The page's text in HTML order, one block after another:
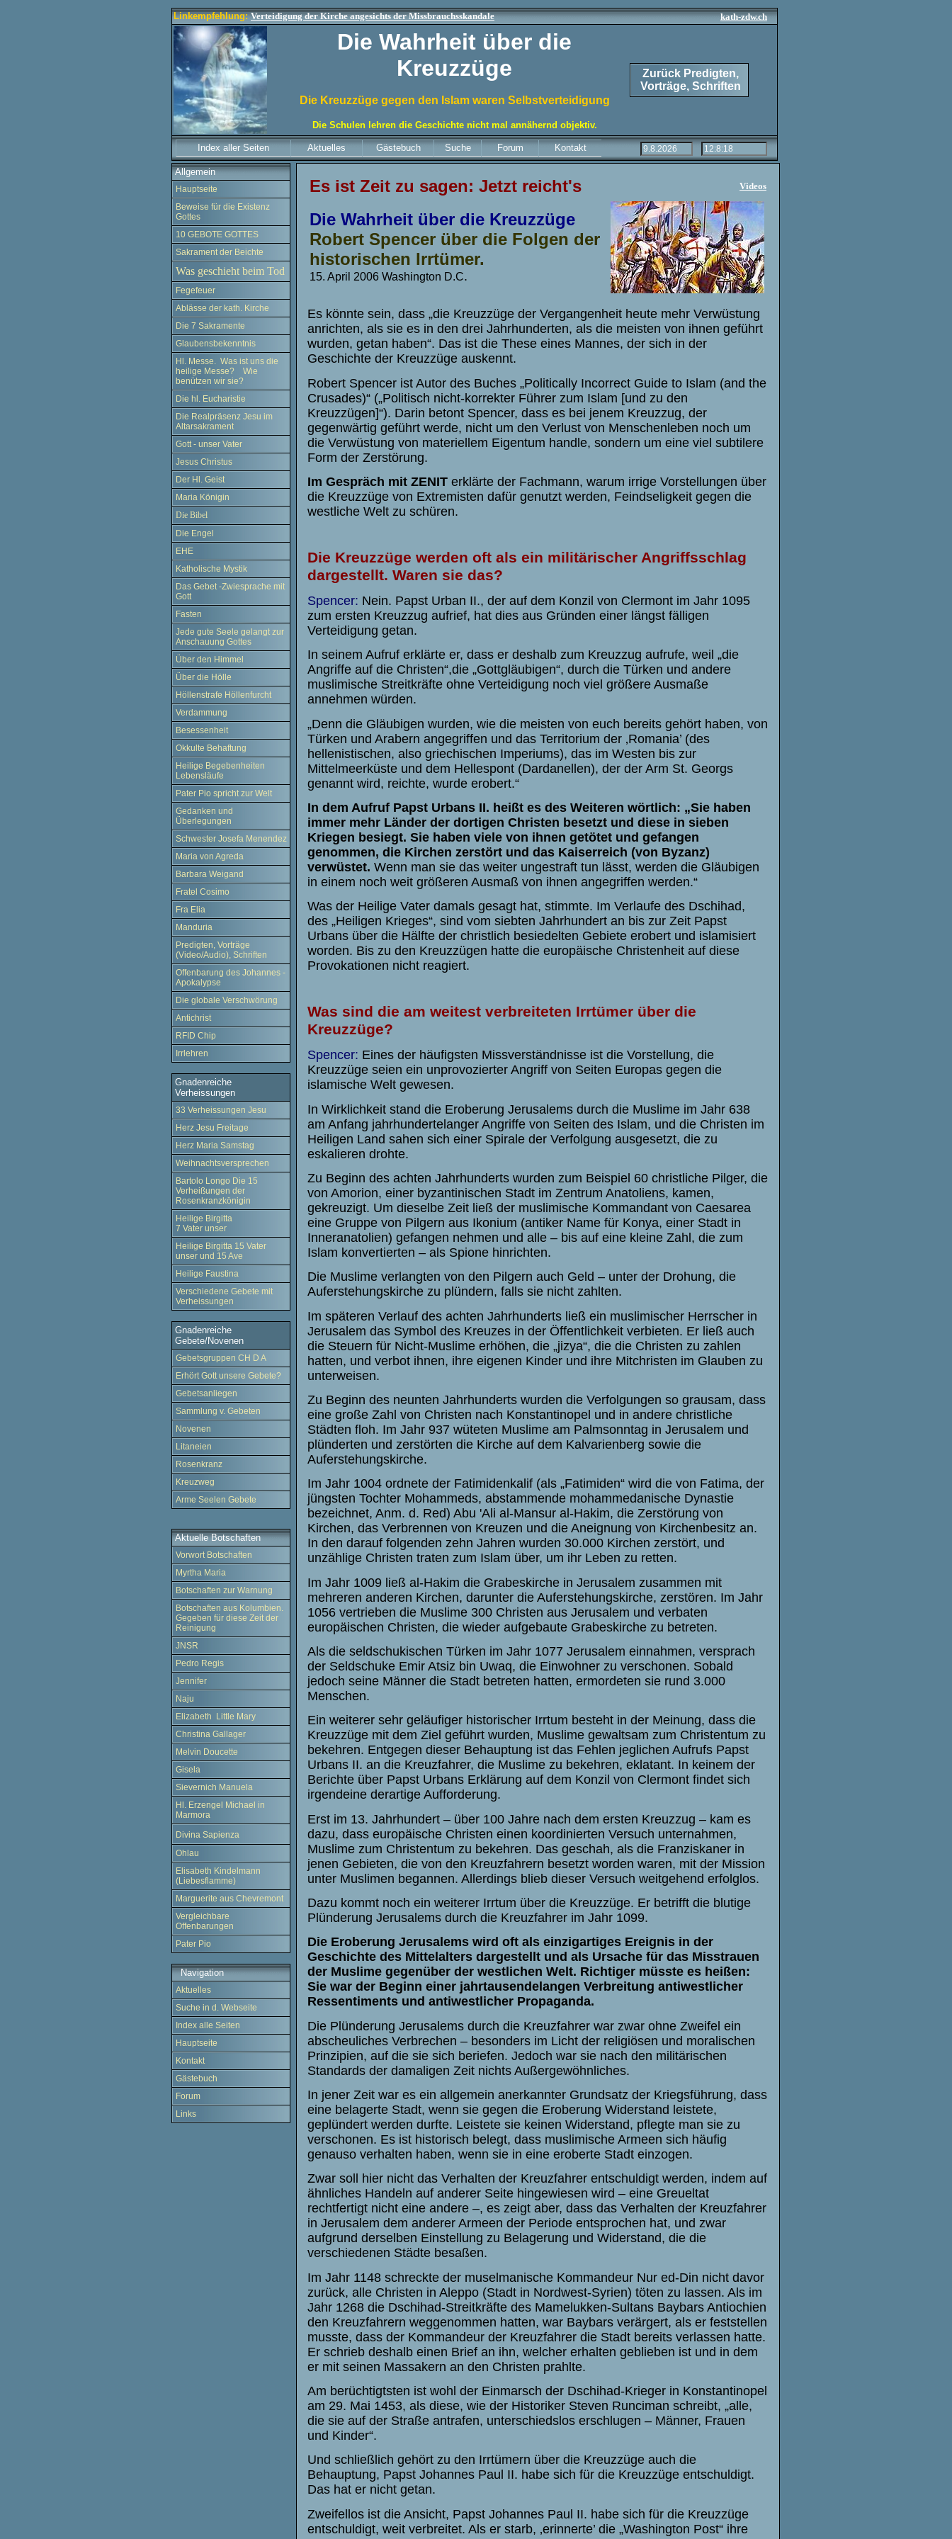
Linkempfehlung: Verteidigung der Kirche angesichts der Missbrauchsskandale kath-zdw.ch
Die Wahrheit über die
Kreuzzüge
Die Kreuzzüge gegen den Islam waren Selbstverteidigung
Die Schulen lehren die Geschichte nicht mal annähernd objektiv.
Zurück Predigten,
Vorträge, Schriften
Index aller Seiten Aktuelles Gästebuch Suche Forum Kontakt
Allgemein
Hauptseite
Beweise für die Existenz
Gottes
10 GEBOTE GOTTES
Sakrament der Beichte
Was geschieht beim Tod
Fegefeuer
Ablässe der kath. Kirche
Die 7 Sakramente
Glaubensbekenntnis
Hl. Messe. Was ist uns die
heilige Messe? Wie
benützen wir sie?
Die hl. Eucharistie
Die Realpräsenz Jesu im
Altarsakrament
Gott - unser Vater
Jesus Christus
Der Hl. Geist
Maria Königin
Die Bibel
Die Engel
EHE
Katholische Mystik
Das Gebet -Zwiesprache mit
Gott
Fasten
Jede gute Seele gelangt zur
Anschauung Gottes
Über den Himmel
Über die Hölle
Höllenstrafe Höllenfurcht
Verdammung
Besessenheit
Okkulte Behaftung
Heilige Begebenheiten
Lebensläufe
Pater Pio spricht zur Welt
Gedanken und
Überlegungen
Schwester Josefa Menendez
Maria von Agreda
Barbara Weigand
Fratel Cosimo
Fra Elia
Manduria
Predigten, Vorträge
(Video/Audio), Schriften
Offenbarung des Johannes -
Apokalypse
Die globale Verschwörung
Antichrist
RFID Chip
Irrlehren
Gnadenreiche
Verheissungen
33 Verheissungen Jesu
Herz Jesu Freitage
Herz Maria Samstag
Weihnachtsversprechen
Bartolo Longo Die 15
Verheißungen der
Rosenkranzkönigin
Heilige Birgitta
7 Vater unser
Heilige Birgitta 15 Vater
unser und 15 Ave
Heilige Faustina
Verschiedene Gebete mit
Verheissungen
Gnadenreiche
Gebete/Novenen
Gebetsgruppen CH D A
Erhört Gott unsere Gebete?
Gebetsanliegen
Sammlung v. Gebeten
Novenen
Litaneien
Rosenkranz
Kreuzweg
Arme Seelen Gebete
Aktuelle Botschaften
Vorwort Botschaften
Myrtha Maria
Botschaften zur Warnung
Botschaften aus Kolumbien.
Gegeben für diese Zeit der
Reinigung
JNSR
Pedro Regis
Jennifer
Naju
Elizabeth Little Mary
Christina Gallager
Melvin Doucette
Gisela
Sievernich Manuela
Hl. Erzengel Michael in
Marmora
Divina Sapienza
Ohlau
Elisabeth Kindelmann
(Liebesflamme)
Marguerite aus Chevremont
Vergleichbare
Offenbarungen
Pater Pio
Navigation
Aktuelles
Suche in d. Webseite
Index alle Seiten
Hauptseite
Kontakt
Gästebuch
Forum
Links
Es ist Zeit zu sagen: Jetzt reicht's Videos
Die Wahrheit über die Kreuzzüge
Robert Spencer über die Folgen der
historischen Irrtümer.
15. April 2006 Washington D.C.
Es könnte sein, dass „die Kreuzzüge der Vergangenheit heute mehr Verwüstung
anrichten, als sie es in den drei Jahrhunderten, als die meisten von ihnen geführt
wurden, getan haben“. Das ist die These eines Mannes, der sich in der
Geschichte der Kreuzzüge auskennt.
Robert Spencer ist Autor des Buches „Politically Incorrect Guide to Islam (and the
Crusades)“ („Politisch nicht-korrekter Führer zum Islam [und zu den
Kreuzzügen]“). Darin betont Spencer, dass es bei jenem Kreuzzug, der
gegenwärtig geführt werde, nicht um den Verlust von Menschenleben noch um
die Verwüstung von materiellem Eigentum handle, sondern um eine viel subtilere
Form der Zerstörung.
Im Gespräch mit ZENIT erklärte der Fachmann, warum irrige Vorstellungen über
die Kreuzzüge von Extremisten dafür genutzt werden, Feindseligkeit gegen die
westliche Welt zu schüren.
Die Kreuzzüge werden oft als ein militärischer Angriffsschlag
dargestellt. Waren sie das?
Spencer: Nein. Papst Urban II., der auf dem Konzil von Clermont im Jahr 1095
zum ersten Kreuzzug aufrief, hat dies aus Gründen einer längst fälligen
Verteidigung getan.
In seinem Aufruf erklärte er, dass er deshalb zum Kreuzzug aufrufe, weil „die
Angriffe auf die Christen“,die „Gottgläubigen“, durch die Türken und andere
muslimische Streitkräfte ohne Verteidigung noch viel größere Ausmaße
annehmen würden.
„Denn die Gläubigen wurden, wie die meisten von euch bereits gehört haben, von
Türken und Arabern angegriffen und das Territorium der ‚Romania’ (des
hellenistischen, also griechischen Imperiums), das im Westen bis zur
Mittelmeerküste und dem Hellespont (Dardanellen), der der Arm St. Georgs
genannt wird, reichte, wurde erobert.“
In dem Aufruf Papst Urbans II. heißt es des Weiteren wörtlich: „Sie haben
immer mehr Länder der dortigen Christen besetzt und diese in sieben
Kriegen besiegt. Sie haben viele von ihnen getötet und gefangen
genommen, die Kirchen zerstört und das Kaiserreich (von Byzanz)
verwüstet. Wenn man sie das weiter ungestraft tun lässt, werden die Gläubigen
in einem noch weit größeren Ausmaß von ihnen angegriffen werden.“
Was der Heilige Vater damals gesagt hat, stimmte. Im Verlaufe des Dschihad,
des „Heiligen Krieges“, sind vom siebten Jahrhundert an bis zur Zeit Papst
Urbans über die Hälfte der christlich besiedelten Gebiete erobert und islamisiert
worden. Bis zu den Kreuzzügen hatte die europäische Christenheit auf diese
Provokationen nicht reagiert.
Was sind die am weitest verbreiteten Irrtümer über die
Kreuzzüge?
Spencer: Eines der häufigsten Missverständnisse ist die Vorstellung, die
Kreuzzüge seien ein unprovozierter Angriff von Seiten Europas gegen die
islamische Welt gewesen.
In Wirklichkeit stand die Eroberung Jerusalems durch die Muslime im Jahr 638
am Anfang jahrhundertelanger Angriffe von Seiten des Islam, und die Christen im
Heiligen Land sahen sich einer Spirale der Verfolgung ausgesetzt, die zu
eskalieren drohte.
Zu Beginn des achten Jahrhunderts wurden zum Beispiel 60 christliche Pilger, die
von Amorion, einer byzantinischen Stadt im Zentrum Anatoliens, kamen,
gekreuzigt. Um dieselbe Zeit ließ der muslimische Kommandant von Caesarea
eine Gruppe von Pilgern aus Ikonium (antiker Name für Konya, einer Stadt in
Inneranatolien) gefangen nehmen und alle – bis auf eine kleine Zahl, die zum
Islam konvertierten – als Spione hinrichten.
Die Muslime verlangten von den Pilgern auch Geld – unter der Drohung, die
Auferstehungskirche zu plündern, falls sie nicht zahlten.
Im späteren Verlauf des achten Jahrhunderts ließ ein muslimischer Herrscher in
Jerusalem das Symbol des Kreuzes in der Öffentlichkeit verbieten. Er ließ auch
die Steuern für Nicht-Muslime erhöhen, die „jizya“, die die Christen zu zahlen
hatten, und verbot ihnen, ihre eigenen Kinder und ihre Mitchristen im Glauben zu
unterweisen.
Zu Beginn des neunten Jahrhunderts wurden die Verfolgungen so grausam, dass
eine große Zahl von Christen nach Konstantinopel und in andere christliche
Städten floh. Im Jahr 937 wüteten Muslime am Palmsonntag in Jerusalem und
plünderten und zerstörten die Kirche auf dem Kalvarienberg sowie die
Auferstehungskirche.
Im Jahr 1004 ordnete der Fatimidenkalif (als „Fatimiden“ wird die von Fatima, der
jüngsten Tochter Mohammeds, abstammende mohammedanische Dynastie
bezeichnet, Anm. d. Red) Abu 'Ali al-Mansur al-Hakim, die Zerstörung von
Kirchen, das Verbrennen von Kreuzen und die Aneignung von Kirchenbesitz an.
In den darauf folgenden zehn Jahren wurden 30.000 Kirchen zerstört, und
unzählige Christen traten zum Islam über, um ihr Leben zu retten.
Im Jahr 1009 ließ al-Hakim die Grabeskirche in Jerusalem zusammen mit
mehreren anderen Kirchen, darunter die Auferstehungskirche, zerstören. Im Jahr
1056 vertrieben die Muslime 300 Christen aus Jerusalem und verbaten
europäischen Christen, die wieder aufgebaute Grabeskirche zu betreten.
Als die seldschukischen Türken im Jahr 1077 Jerusalem einnahmen, versprach
der Seldschuke Emir Atsiz bin Uwaq, die Einwohner zu verschonen. Sobald
jedoch seine Männer die Stadt betreten hatten, ermordeten sie rund 3.000
Menschen.
Ein weiterer sehr geläufiger historischer Irrtum besteht in der Meinung, dass die
Kreuzzüge mit dem Ziel geführt wurden, Muslime gewaltsam zum Christentum zu
bekehren. Entgegen dieser Behauptung ist das Fehlen jeglichen Aufrufs Papst
Urbans II. an die Kreuzfahrer, die Muslime zu bekehren, eklatant. In keinem der
Berichte über Papst Urbans Erklärung auf dem Konzil von Clermont findet sich
irgendeine derartige Aufforderung.
Erst im 13. Jahrhundert – über 100 Jahre nach dem ersten Kreuzzug – kam es
dazu, dass europäische Christen einen koordinierten Versuch unternahmen,
Muslime zum Christentum zu bekehren. Das geschah, als die Franziskaner in
jenen Gebieten, die von den Kreuzfahrern besetzt worden waren, mit der Mission
unter Muslimen begannen. Allerdings blieb dieser Versuch weitgehend erfolglos.
Dazu kommt noch ein weiterer Irrtum über die Kreuzzüge. Er betrifft die blutige
Plünderung Jerusalems durch die Kreuzfahrer im Jahr 1099.
Die Eroberung Jerusalems wird oft als einzigartiges Ereignis in der
Geschichte des Mittelalters dargestellt und als Ursache für das Misstrauen
der Muslime gegenüber der westlichen Welt. Richtiger müsste es heißen:
Sie war der Beginn einer jahrtausendelangen Verbreitung antiwestlicher
Ressentiments und antiwestlicher Propaganda.
Die Plünderung Jerusalems durch die Kreuzfahrer war zwar ohne Zweifel ein
abscheuliches Verbrechen – besonders im Licht der religiösen und moralischen
Prinzipien, auf die sie sich beriefen. Jedoch war sie nach den militärischen
Standards der damaligen Zeit nichts Außergewöhnliches.
In jener Zeit war es ein allgemein anerkannter Grundsatz der Kriegsführung, dass
eine belagerte Stadt, wenn sie gegen die Eroberung Widerstand leistete,
geplündert werden durfte. Leistete sie keinen Widerstand, pflegte man sie zu
verschonen. Es ist historisch belegt, dass muslimische Armeen sich häufig
genauso verhalten haben, wenn sie in eine eroberte Stadt einzogen.
Zwar soll hier nicht das Verhalten der Kreuzfahrer entschuldigt werden, indem auf
ähnliches Handeln auf anderer Seite hingewiesen wird – eine Greueltat
rechtfertigt nicht eine andere –, es zeigt aber, dass das Verhalten der Kreuzfahrer
in Jerusalem dem anderer Armeen der Periode entsprochen hat, und zwar
aufgrund derselben Einstellung zu Belagerung und Widerstand, die die
verschiedenen Städte besaßen.
Im Jahr 1148 schreckte der muselmanische Kommandeur Nur ed-Din nicht davor
zurück, alle Christen in Aleppo (Stadt in Nordwest-Syrien) töten zu lassen. Als im
Jahr 1268 die Dschihad-Streitkräfte des Mamelukken-Sultans Baybars Antiochien
den Kreuzfahrern weggenommen hatten, war Baybars verärgert, als er feststellen
musste, dass der Kommandeur der Kreuzfahrer die Stadt bereits verlassen hatte.
Er schrieb deshalb einen Brief an ihn, welcher erhalten geblieben ist und in dem
er mit seinen Massakern an den Christen prahlte.
Am berüchtigtsten ist wohl der Einmarsch der Dschihad-Krieger in Konstantinopel
am 29. Mai 1453, als diese, wie der Historiker Steven Runciman schreibt, „alle,
die sie auf der Straße antrafen, unterschiedslos erschlugen – Männer, Frauen
und Kinder“.
Und schließlich gehört zu den Irrtümern über die Kreuzzüge auch die
Behauptung, Papst Johannes Paul II. habe sich für die Kreuzzüge entschuldigt.
Das hat er nicht getan.
Zweifellos ist die Ansicht, Papst Johannes Paul II. habe sich für die Kreuzzüge
entschuldigt, weit verbreitet. Als er starb, ‚erinnerte’ die „Washington Post“ ihre